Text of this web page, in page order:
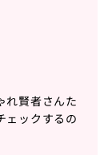
れ賢者さんた
ェックするの